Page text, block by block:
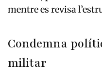
mentre es revisa
Condemna
militar